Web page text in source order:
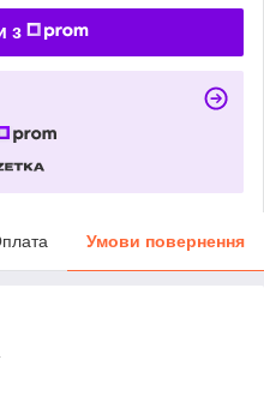
з
Умови повернення